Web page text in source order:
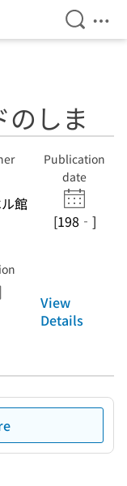
Open
のしま
館
Publication
date
[198‐]
View
Details